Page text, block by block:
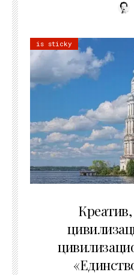
is sticky
Креатив,